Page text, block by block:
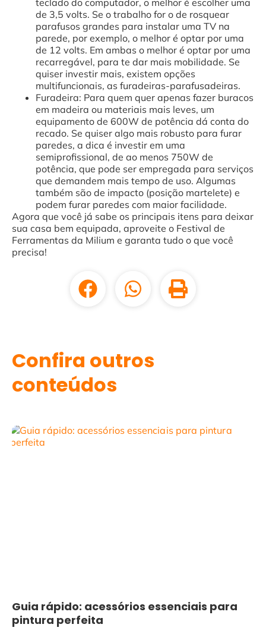
de 3,5 volts. Se o trabalho for o de rosquear
parafusos grandes para instalar uma TV na
parede, por exemplo, o melhor é optar por uma
de 12 volts. Em ambas o melhor é optar por uma
recarregável, para te dar mais mobilidade. Se
quiser investir mais, existem opções
multifuncionais, as furadeiras-parafusadeiras.
Furadeira: Para quem quer apenas fazer buracos
em madeira ou materiais mais leves, um
equipamento de 600W de potência dá conta do
recado. Se quiser algo mais robusto para furar
paredes, a dica é investir em uma
semiprofissional, de ao menos 750W de
potência, que pode ser empregada para serviços
que demandem mais tempo de uso. Algumas
também são de impacto (posição martelete) e
podem furar paredes com maior facilidade.
Agora que você já sabe os principais itens para deixar
sua casa bem equipada, aproveite o Festival de
Ferramentas da Milium e garanta tudo o que você
precisa!
Confira outros
conteúdos
Guia rápido: acessórios essenciais para
pintura perfeita